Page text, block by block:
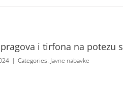
i tirfona na potezu
| Categories: Javne nabavke